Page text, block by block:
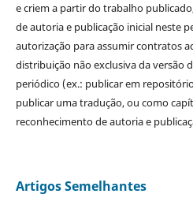
e criem a partir do trabalho
de autoria e publicação inicial neste
autorização para assumir contratos
distribuição não exclusiva da versão
periódico (ex.: publicar em
publicar uma tradução, ou como
reconhecimento de autoria e
Artigos Semelhantes